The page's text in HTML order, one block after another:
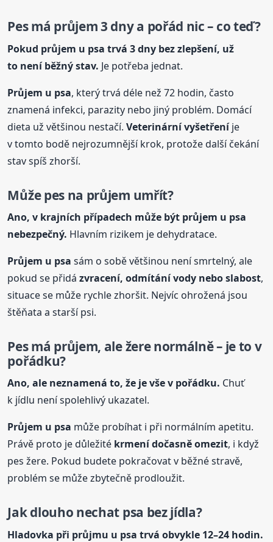
Pes má průjem 3 dny a pořád nic – co teď?
Pokud průjem u psa trvá 3 dny bez zlepšení, už
to není běžný stav. Je potřeba jednat.
Průjem u psa, který trvá déle než 72 hodin, často
znamená infekci, parazity nebo jiný problém. Domácí
dieta už většinou nestačí.Veterinární vyšetřeníje
v tomto bodě nejrozumnější krok, protože další čekání
stav spíš zhorší.
Může pes na průjem umřít?
Ano, v krajních případech může být průjem u psa
nebezpečný. Hlavním rizikem je dehydratace.
Průjem u psa sám o sobě většinou není smrtelný, ale
pokud se přidázvracení, odmítání vody nebo slabost,
situace se může rychle zhoršit. Nejvíc ohrožená jsou
štěňata a starší psi.
Pes má průjem, ale žere normálně – je to v
pořádku?
Ano, ale neznamená to, že je vše v pořádku. Chuť
k jídlu není spolehlivý ukazatel.
Průjem u psa může probíhat i při normálním apetitu.
Právě proto je důležité krmení dočasně omezit, i když
pes žere. Pokud budete pokračovat v běžné stravě,
problém se může zbytečně prodloužit.
Jak dlouho nechat psa bez jídla?
Hladovka při průjmu u psa trvá obvykle 12–24 hodin.